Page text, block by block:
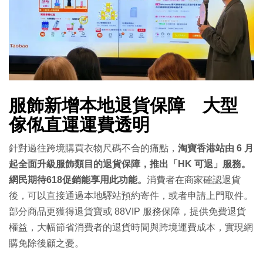
服飾新增本地退貨保障 大型
傢俬直運運費透明
針對過往跨境購買衣物尺碼不合的痛點， 淘寶香港站由 6 月
起全面升級服飾類目的退貨保障，推出「HK 可退」服務。
網民期待618促銷能享用此功能。 消費者在商家確認退貨
後，可以直接通過本地驛站預約寄件，或者申請上門取件。
部分商品更獲得退貨寶或 88VIP 服務保障，提供免費退貨
權益，大幅節省消費者的退貨時間與跨境運費成本，實現網
購免除後顧之憂。